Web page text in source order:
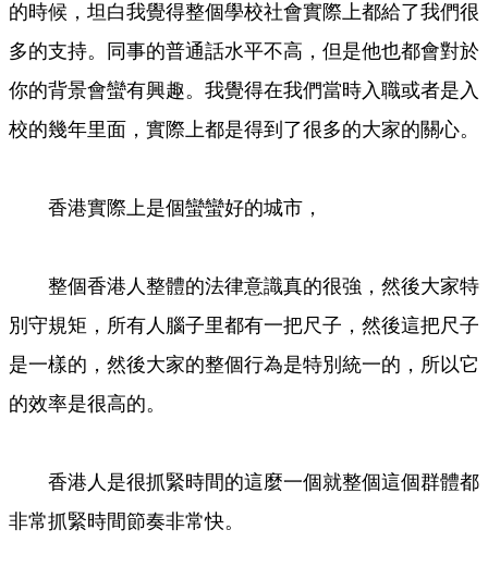
的時候，坦白我覺得整個學校社會實際上都給了我們很
多的支持。同事的普通話水平不高，但是他也都會對於
你的背景會蠻有興趣。我覺得在我們當時入職或者是入
校的幾年里面，實際上都是得到了很多的大家的關心。
香港實際上是個蠻蠻好的城市，
整個香港人整體的法律意識真的很強，然後大家特
別守規矩，所有人腦子里都有一把尺子，然後這把尺子
是一樣的，然後大家的整個行為是特別統一的，所以它
的效率是很高的。
香港人是很抓緊時間的這麼一個就整個這個群體都
非常抓緊時間節奏非常快。